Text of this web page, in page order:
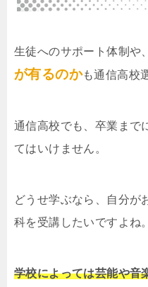
生徒へのサポート体制や、
が有るのかも通信高校
通信高校でも、卒業まで
てはいけません。
どうせ学ぶなら、自分が
科を受講したいですよね。
学校によっては芸能や音